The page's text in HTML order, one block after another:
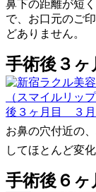
鼻下の距離が短
で、お口元のご
どありません。
手術後３ヶ
お鼻の穴付近の、
してほとんど変
手術後６ヶ